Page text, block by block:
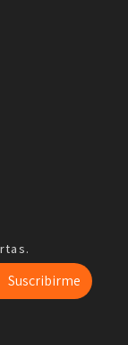
Suscribirme